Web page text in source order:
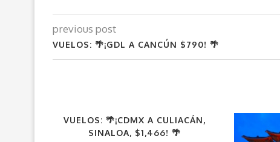
previous post
VUELOS: 🌴¡GDL A CANCÚN $790! 🌴
VUELOS: 🌴¡CDMX A CULIACÁN,
SINALOA, $1,466! 🌴